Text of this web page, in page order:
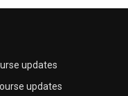
updates
updates